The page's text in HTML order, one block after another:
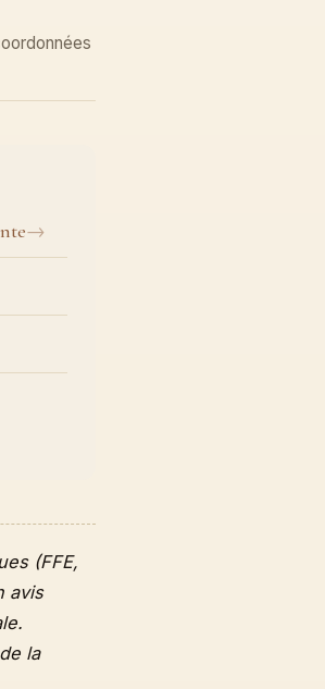
(FFE,
avis
la